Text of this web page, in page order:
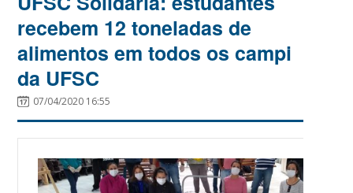
recebem 12 toneladas de
alimentos em todos os campi
da UFSC
07/04/2020 16:55